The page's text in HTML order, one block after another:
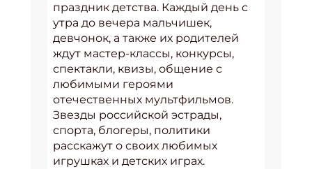
праздник детства. Каждый день с
утра до вечера мальчишек,
девчонок, а также их родителей
ждут мастер-классы, конкурсы,
спектакли, квизы, общение с
любимыми героями
отечественных мультфильмов.
Звезды российской эстрады,
спорта, блогеры, политики
расскажут о своих любимых
игрушках и детских играх.